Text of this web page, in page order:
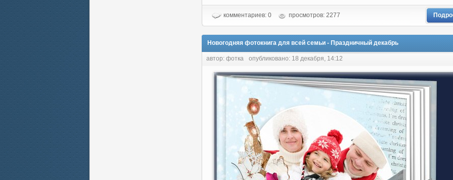
комментариев: 0 просмотров: 2277
Новогодняя фотокнига для всей семьи - Праздничный декабрь
автор: фотка опубликовано: 18 декабря, 14:12